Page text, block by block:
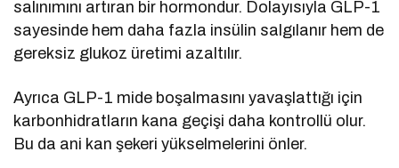
salınımını artıran bir hormondur. Dolayısıyla GLP-1
sayesinde hem daha fazla insülin salgılanır hem de
gereksiz glukoz üretimi azaltılır.
Ayrıca GLP-1 mide boşalmasını yavaşlattığı için
karbonhidratların kana geçişi daha kontrollü olur.
Bu da ani kan şekeri yükselmelerini önler.